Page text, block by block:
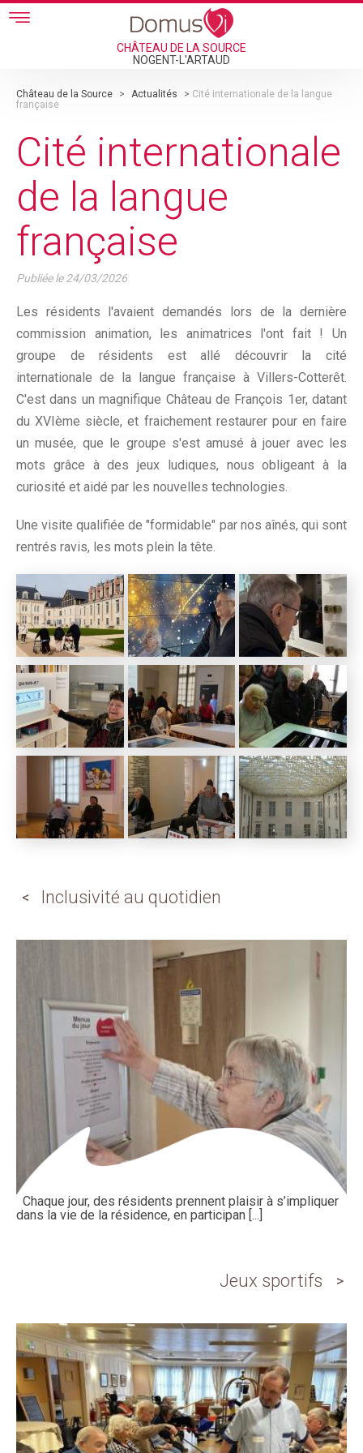
Skip to main content
CHÂTEAU DE LA SOURCE
NOGENT-L'ARTAUD
Château de la Source > Actualités > Cité internationale de la langue
française
Cité internationale
de la langue
française
Publiée le24/03/2026
Les résidents l'avaient demandés lors de la dernière
commission animation, les animatrices l'ont fait ! Un
groupe de résidents est allé découvrir la cité
internationale de la langue française à Villers-Cotterêt.
C'est dans un magnifique Château de François 1er, datant
du XVIème siècle, et fraichement restaurer pour en faire
un musée, que le groupe s'est amusé à jouer avec les
mots grâce à des jeux ludiques, nous obligeant à la
curiosité et aidé par les nouvelles technologies.
Une visite qualifiée de "formidable" par nos aînés, qui sont
rentrés ravis, les mots plein la tête.
Inclusivité au quotidien
Chaque jour, des résidents prennent plaisir à s’impliquer
dans la vie de la résidence, en participan [...]
Jeux sportifs